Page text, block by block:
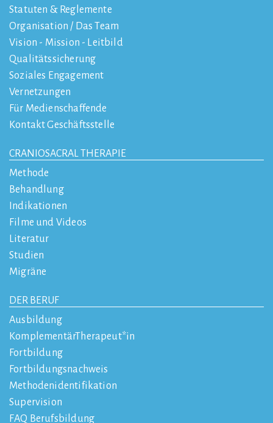
Statuten & Reglemente
Organisation / Das Team
Vision - Mission - Leitbild
Qualitätssicherung
Soziales Engagement
Vernetzungen
Für Medienschaffende
Kontakt Geschäftsstelle
CRANIOSACRAL THERAPIE
Methode
Behandlung
Indikationen
Filme und Videos
Literatur
Studien
Migräne
DER BERUF
Ausbildung
KomplementärTherapeut*in
Fortbildung
Fortbildungsnachweis
Methodenidentifikation
Supervision
FAQ Berufsbildung